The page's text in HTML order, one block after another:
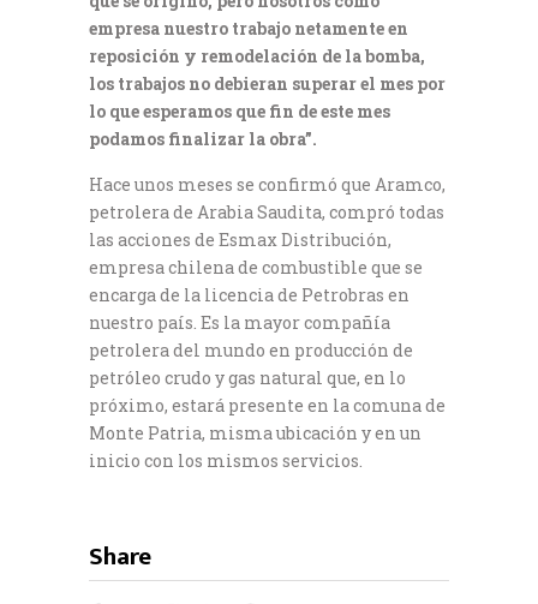
empresa nuestro trabajo netamente en
reposición y remodelación de la bomba,
los trabajos no debieran superar el mes por
lo que esperamos que fin de este mes
podamos finalizar la obra”.
Hace unos meses se confirmó que Aramco,
petrolera de Arabia Saudita, compró todas
las acciones de Esmax Distribución,
empresa chilena de combustible que se
encarga de la licencia de Petrobras en
nuestro país. Es la mayor compañía
petrolera del mundo en producción de
petróleo crudo y gas natural que, en lo
próximo, estará presente en la comuna de
Monte Patria, misma ubicación y en un
inicio con los mismos servicios.
Share